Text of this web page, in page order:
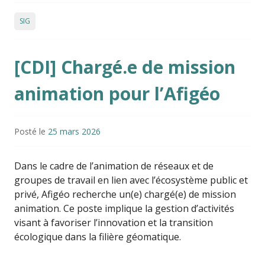
SIG
[CDI] Chargé.e de mission
animation pour l’Afigéo
Posté le 25 mars 2026
Dans le cadre de l’animation de réseaux et de
groupes de travail en lien avec l’écosystème public et
privé, Afigéo recherche un(e) chargé(e) de mission
animation. Ce poste implique la gestion d’activités
visant à favoriser l’innovation et la transition
écologique dans la filière géomatique.